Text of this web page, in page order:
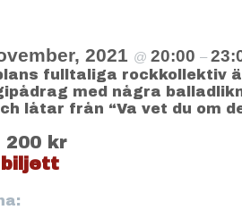
2021 @ 20:00 –
fulltaliga rockkollektiv
med några
låtar från “Va vet du om
200 kr
biljett